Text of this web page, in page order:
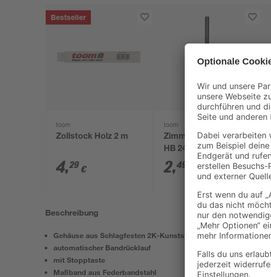
Bestseller
toom
Zollstock Holz 2 m
4,29 €
toom
Zimmermannbleistift
HB 24 cm
2,49
Beschreibung
Gehäuse aus Schlagfesten 2K-Kunststoff und Gürtelclip
automatischer Bandrücklauf
mit Stopptaste
Maßband aus Federbandstahl